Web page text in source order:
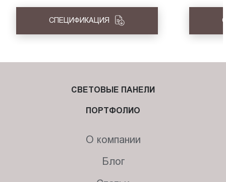
СПЕЦИФИКАЦИЯ
СВЕТОВЫЕ ПАНЕЛИ
ПОРТФОЛИО
О компании
Блог